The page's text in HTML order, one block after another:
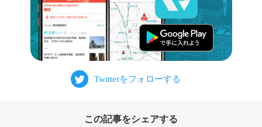
この記事をシェアする